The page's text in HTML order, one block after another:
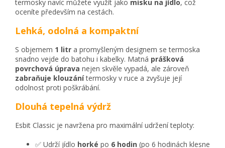
termosky navíc můžete využít jako misku na jídlo, což
oceníte především na cestách.
Lehká, odolná a kompaktní
S objemem 1 litr a promyšleným designem se termoska
snadno vejde do batohu i kabelky. Matná prášková
povrchová úprava nejen skvěle vypadá, ale zároveň
zabraňuje klouzánítermosky v ruce a zvyšuje její
odolnost proti poškrábání.
Dlouhá tepelná výdrž
Esbit Classic je navržena pro maximální udržení teploty:
✅ Udrží jídlo horké po 6 hodin (po 6 hodinách klesne